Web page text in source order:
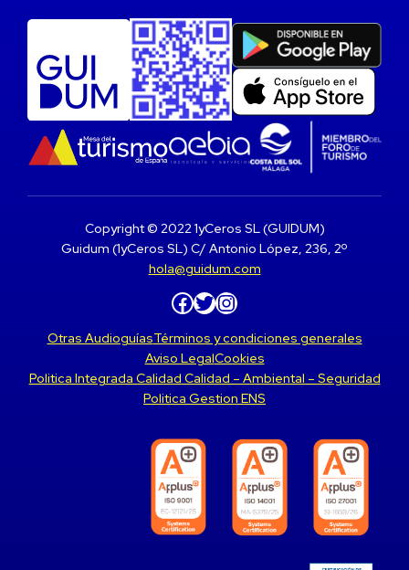
Copyright © 2022 1yCeros SL (GUIDUM)
Guidum (1yCeros SL) C/ Antonio López, 236, 2º
hola@guidum.com
Facebook Twitter Instagram
Otras AudioguíasTérminos y condiciones generales
Aviso LegalCookies
Politica Integrada Calidad Calidad – Ambiental – Seguridad
Politica Gestion ENS